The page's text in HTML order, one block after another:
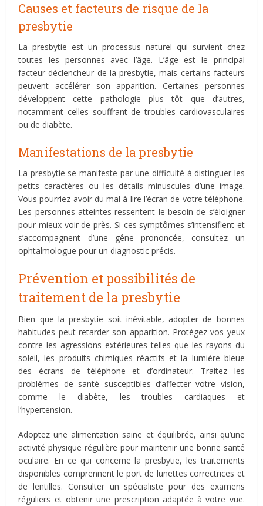
Causes et facteurs de risque de la
presbytie
La presbytie est un processus naturel qui survient chez
toutes les personnes avec l’âge. L’âge est le principal
facteur déclencheur de la presbytie, mais certains facteurs
peuvent accélérer son apparition. Certaines personnes
développent cette pathologie plus tôt que d’autres,
notamment celles souffrant de troubles cardiovasculaires
ou de diabète.
Manifestations de la presbytie
La presbytie se manifeste par une difficulté à distinguer les
petits caractères ou les détails minuscules d’une image.
Vous pourriez avoir du mal à lire l’écran de votre téléphone.
Les personnes atteintes ressentent le besoin de s’éloigner
pour mieux voir de près. Si ces symptômes s’intensifient et
s’accompagnent d’une gêne prononcée, consultez un
ophtalmologue pour un diagnostic précis.
Prévention et possibilités de
traitement de la presbytie
Bien que la presbytie soit inévitable, adopter de bonnes
habitudes peut retarder son apparition. Protégez vos yeux
contre les agressions extérieures telles que les rayons du
soleil, les produits chimiques réactifs et la lumière bleue
des écrans de téléphone et d’ordinateur. Traitez les
problèmes de santé susceptibles d’affecter votre vision,
comme le diabète, les troubles cardiaques et
l’hypertension.
Adoptez une alimentation saine et équilibrée, ainsi qu’une
activité physique régulière pour maintenir une bonne santé
oculaire. En ce qui concerne la presbytie, les traitements
disponibles comprennent le port de lunettes correctrices et
de lentilles. Consulter un spécialiste pour des examens
réguliers et obtenir une prescription adaptée à votre vue.